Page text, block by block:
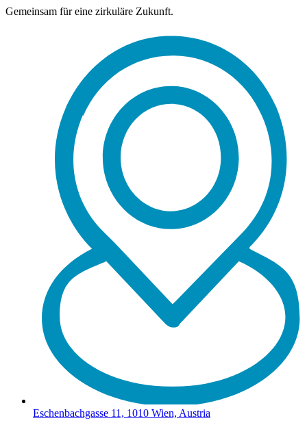
Gemeinsam für eine zirkuläre Zukunft.
Eschenbachgasse 11, 1010 Wien, Austria